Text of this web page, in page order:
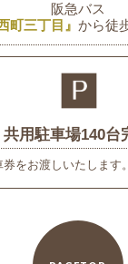
阪急バス
町三丁目』 から徒
共用駐車場140台
券をお渡しいたします